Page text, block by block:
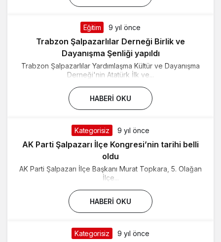
Eğitim 9 yıl önce
Trabzon Şalpazarlılar Derneği Birlik ve
Dayanışma Şenliği yapıldı
Trabzon Şalpazarlılar Yardımlaşma Kültür ve Dayanışma
Derneği'nin Atatürk İlk ve...
HABERI OKU
Kategorisiz 9 yıl önce
AK Parti Şalpazarı İlçe Kongresi’nin tarihi belli
oldu
AK Parti Şalpazarı İlçe Başkanı Murat Topkara, 5. Olağan
İlçe...
HABERI OKU
Kategorisiz 9 yıl önce